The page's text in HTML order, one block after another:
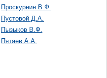
Проскурнин В.Ф.
Пустовой Д.А.
Пызыков В.Ф.
Пятаев А.А.